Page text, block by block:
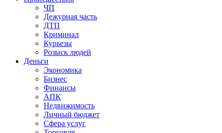
ЧП
Дежурная часть
ДТП
Криминал
Курьезы
Розыск людей
Деньги
Экономика
Бизнес
Финансы
АПК
Недвижимость
Личный бюджет
Сфера услуг